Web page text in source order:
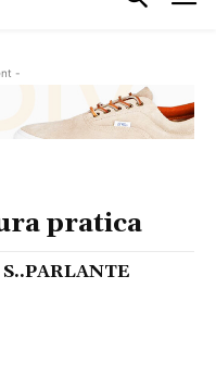
-
pratica